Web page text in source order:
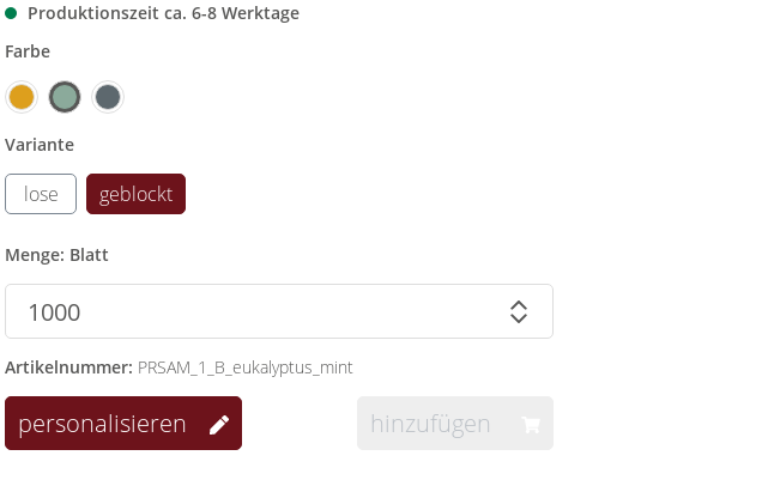
Produktionszeit ca. 6-8 Werktage
Farbe
Variante
lose geblockt
Menge: Blatt
Artikelnummer: PRSAM_1_B_eukalyptus_mint
personalisieren hinzufügen